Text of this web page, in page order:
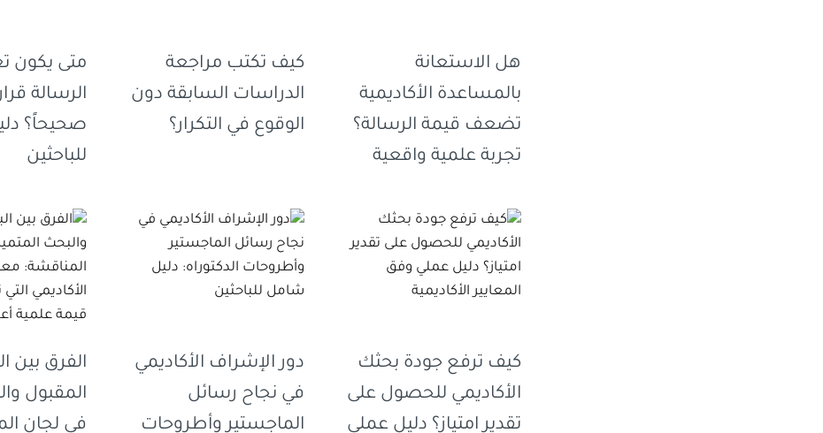
هل الاستعانة
بالمساعدة الأكاديمية
تضعف قيمة الرسالة؟
تجربة علمية واقعية
كيف تكتب مراجعة
الدراسات السابقة دون
الوقوع في التكرار؟
متى يكون
الرسالة
صحيحاً؟
للباحثين
كيف ترفع جودة بحثك
الأكاديمي للحصول على
تقدير امتياز؟ دليل عملي
دور الإشراف الأكاديمي
في نجاح رسائل
الماجستير وأطروحات
الفرق بين
المقبول
في لجان